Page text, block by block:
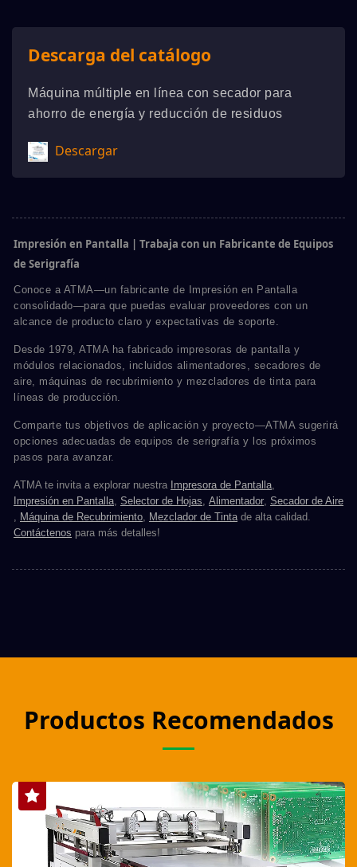
Descarga del catálogo
Máquina múltiple en línea con secador para
ahorro de energía y reducción de residuos
Descargar
Impresión en Pantalla | Trabaja con un Fabricante de Equipos
de Serigrafía
Conoce a ATMA—un fabricante de Impresión en Pantalla
consolidado—para que puedas evaluar proveedores con un
alcance de producto claro y expectativas de soporte.
Desde 1979, ATMA ha fabricado impresoras de pantalla y
módulos relacionados, incluidos alimentadores, secadores de
aire, máquinas de recubrimiento y mezcladores de tinta para
líneas de producción.
Comparte tus objetivos de aplicación y proyecto—ATMA sugerirá
opciones adecuadas de equipos de serigrafía y los próximos
pasos para avanzar.
ATMA te invita a explorar nuestra Impresora de Pantalla
Impresión en Pantalla Selector de Hojas Alimentador Secador de Aire
Máquina de Recubrimiento Mezclador de Tinta de alta calidad.
Contáctenos para más detalles!
Productos Recomendados